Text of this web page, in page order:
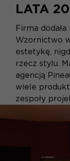
LATA
Firma
Wzornictwo
estetykę,
rzecz stylu.
agencją
wiele
zespoły